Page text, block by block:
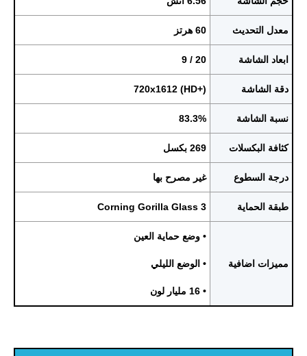
معدل التحديث 60 هرتز
ابعاد الشاشة 20 / 9
دقة الشاشة 720x1612 (HD+)
نسبة الشاشة 83.3%
كثافة البكسلات 269 بكسل
درجة السطوع غير مصرح بها
طبقة الحماية Corning Gorilla Glass 3
مميزات اضافية
• وضع حماية العين
• الوضع الليلي
• 16 مليار لون